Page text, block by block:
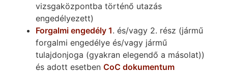
vizsgaközpontba történő utazás
engedélyezett)
Forgalmi engedély 1. és/vagy 2. rész (jármű
forgalmi engedélye és/vagy jármű
tulajdonjoga (gyakran elegendő a másolat))
és adott esetben CoC dokumentum